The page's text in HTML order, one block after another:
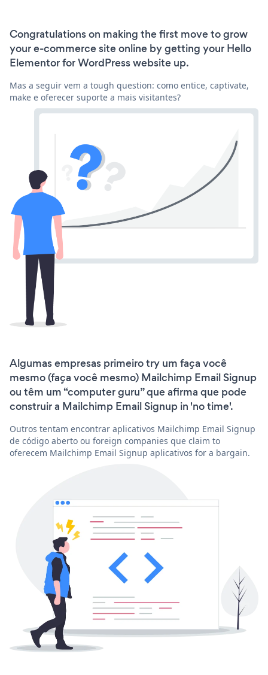
Congratulations on making the first move to grow
your e-commerce site online by getting your Hello
Elementor for WordPress website up.
Mas a seguir vem a tough question: como entice, captivate,
make e oferecer suporte a mais visitantes?
Algumas empresas primeiro try um faça você
mesmo (faça você mesmo) Mailchimp Email Signup
ou têm um “computer guru” que afirma que pode
construir a Mailchimp Email Signup in 'no time'.
Outros tentam encontrar aplicativos Mailchimp Email Signup
de código aberto ou foreign companies que claim to
oferecem Mailchimp Email Signup aplicativos for a bargain.